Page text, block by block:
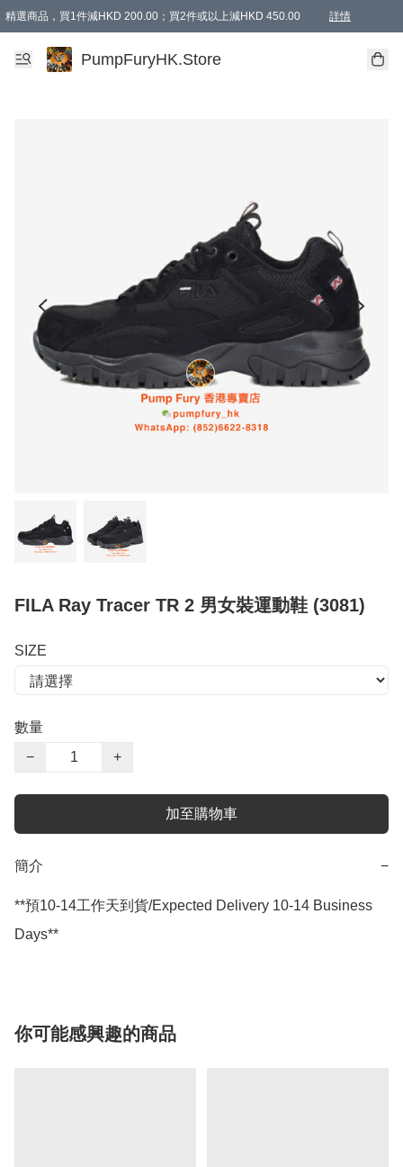
精選商品，買1件減HKD 200.00；買2件或以上減HKD 450.00 詳情
AAPE商品,會員專享9折或以上（按會員等級）AAPE products, members can
精選商品，任選買2件或以上減HKD 100.00
購物滿 HKD 800.00即享免運費優惠！（適用於 特定的送貨方式 )
PumpFuryHK.Store
FILA Ray Tracer TR 2 男女裝運動鞋 (3081)
SIZE
數量
−
+
加至購物車
簡介 −
**預10-14工作天到貨/Expected Delivery 10-14 Business
Days**
你可能感興趣的商品